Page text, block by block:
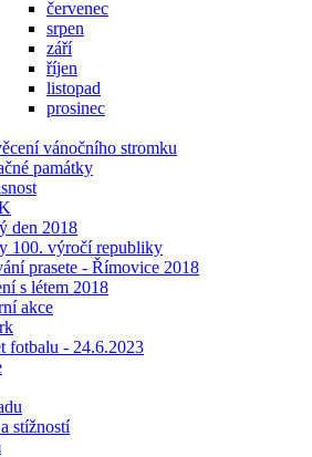
červenec
srpen
září
říjen
listopad
prosinec
vánočního stromku
památky
den 2018
100. výročí republiky
prasete - Římovice 2018
s létem 2018
akce
fotbalu - 24.6.2023
stížností